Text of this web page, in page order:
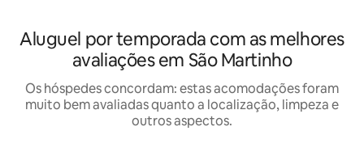
Aluguel por temporada com as melhores
avaliações em São Martinho
Os hóspedes concordam: estas acomodações foram
muito bem avaliadas quanto a localização, limpeza e
outros aspectos.